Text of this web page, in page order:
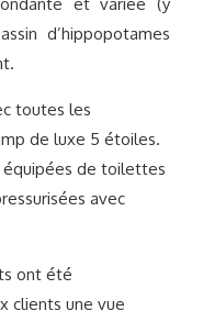
d’hippopotames
toutes les
de luxe 5 étoiles.
de toilettes
avec
ont été
clients une vue